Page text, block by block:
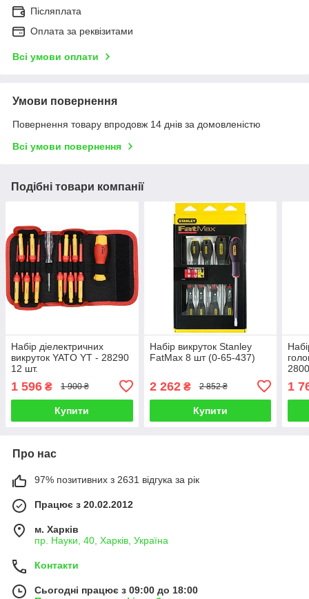
Післяплата
Оплата за реквізитами
Всі умови оплати
Умови повернення
Повернення товару впродовж 14 днів за домовленістю
Всі умови повернення
Подібні товари компанії
Набір діелектричних
викруток YATO YT - 28290
12 шт.
1 596 ₴ 1 900 ₴
Купити
Набір викруток Stanley
FatMax 8 шт (0-65-437)
2 262₴ 2 852 ₴
Купити
1
Про нас
97% позитивних з 2631 відгука за рік
Працює з 20.02.2012
м. Харків
пр. Науки, 40, Харків, Україна
Контакти
Сьогодні працює з 09:00 до 18:00